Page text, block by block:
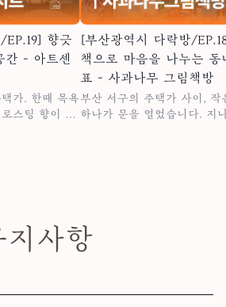
풀빌라 이용권
당 식사권 4장
커피 기프티
EP.19] 향긋
간 - 아트센
목욕
[부산광역시 다락방/
책으로 마음을 나누는 동
표 - 사과나무 그림책방
부산 서구의 주택가 사이, 작은 책방
하나가 문을 열었습니다. 지나치기 쉬
지사항